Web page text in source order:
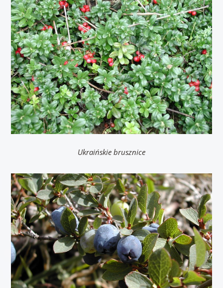
Ukraińskie brusznice